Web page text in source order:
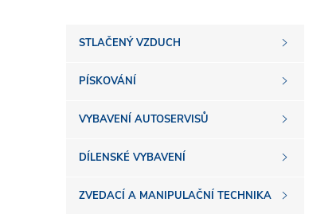
P
o
s
STLAČENÝ VZDUCH
PÍSKOVÁNÍ
VYBAVENÍ AUTOSERVISŮ
DÍLENSKÉ VYBAVENÍ
ZVEDACÍ A MANIPULAČNÍ TECHNIKA